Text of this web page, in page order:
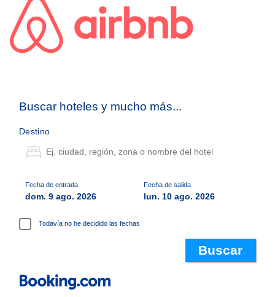
Buscar hoteles y mucho más...
Destino
Fecha de entrada
dom. 9 ago. 2026
Fecha de salida
lun. 10 ago. 2026
Todavía no he decidido las fechas